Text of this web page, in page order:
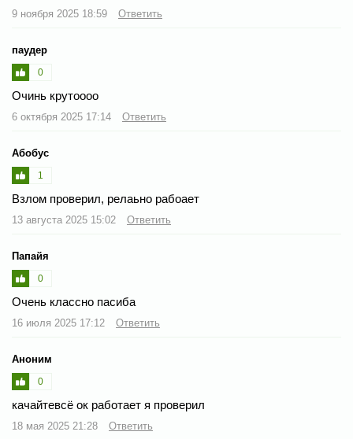
9 ноября 2025 18:59 Ответить
паудер
0
Очинь крутоооо
6 октября 2025 17:14 Ответить
Абобус
1
Взлом проверил, релаьно рабоает
13 августа 2025 15:02 Ответить
Папайя
0
Очень классно пасиба
16 июля 2025 17:12 Ответить
Аноним
0
качайтевсё ок работает я проверил
18 мая 2025 21:28 Ответить